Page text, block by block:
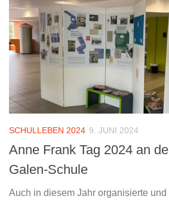
SCHULLEBEN 2024 9. JUNI 2024
Anne Frank Tag 2024 an
Galen-Schule
Auch in diesem Jahr organisierte